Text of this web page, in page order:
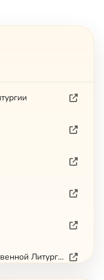
Чинопоследование Божественной Литургии